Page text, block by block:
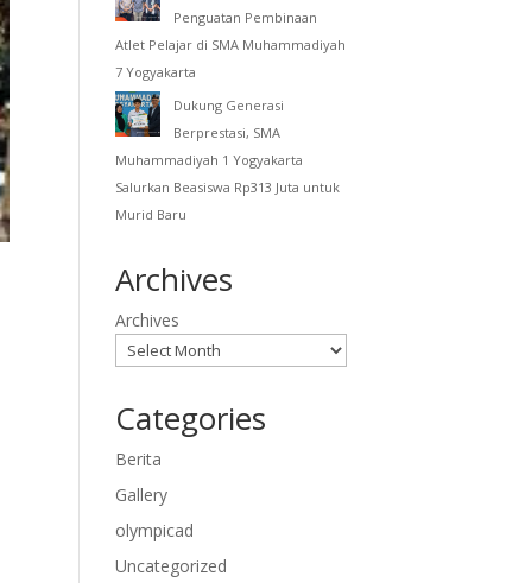
Penguatan Pembinaan
Atlet Pelajar di SMA Muhammadiyah
7 Yogyakarta
Dukung Generasi
Berprestasi, SMA
Muhammadiyah 1 Yogyakarta
Salurkan Beasiswa Rp313 Juta untuk
Murid Baru
Archives
Archives
Categories
Berita
Gallery
olympicad
Uncategorized